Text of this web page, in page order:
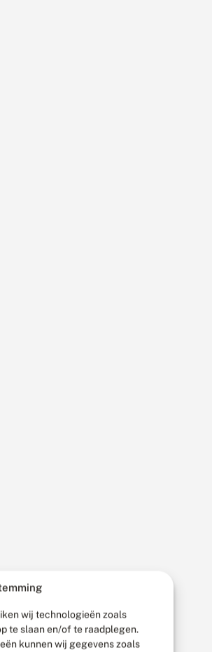
wij technologieën zoals
te slaan en/of te raadplegen.
kunnen wij gegevens zoals